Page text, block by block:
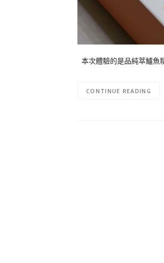
本次體驗的是品純萃鱸
CONTINUE READING